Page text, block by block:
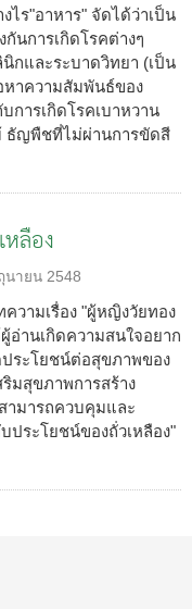
ไร"อาหาร" จัดได้ว่าเป็น
นการเกิดโรคต่างๆ
กและระบาดวิทยา (เป็น
หาความสัมพันธ์ของ
การเกิดโรคเบาหวาน
ธัญพืชที่ไม่ผ่านการขัดสี
ลือง
นายน 2548
วามเรื่อง "ผู้หญิงวัยทอง
อ่านเกิดความสนใจอยาก
ระโยชน์ต่อสุขภาพของ
ริมสุขภาพการสร้าง
ามารถควบคุมและ
ระโยชน์ของถั่วเหลือง"